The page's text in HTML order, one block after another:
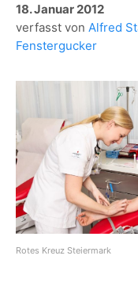
18. Januar 2012
verfasst von Alfred
Fenstergucker
Rotes Kreuz Steiermark